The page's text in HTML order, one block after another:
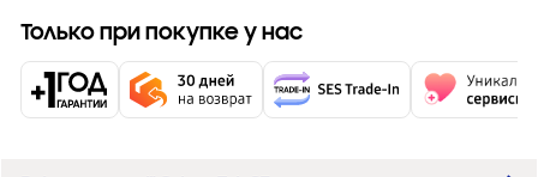
Только при покупке у нас